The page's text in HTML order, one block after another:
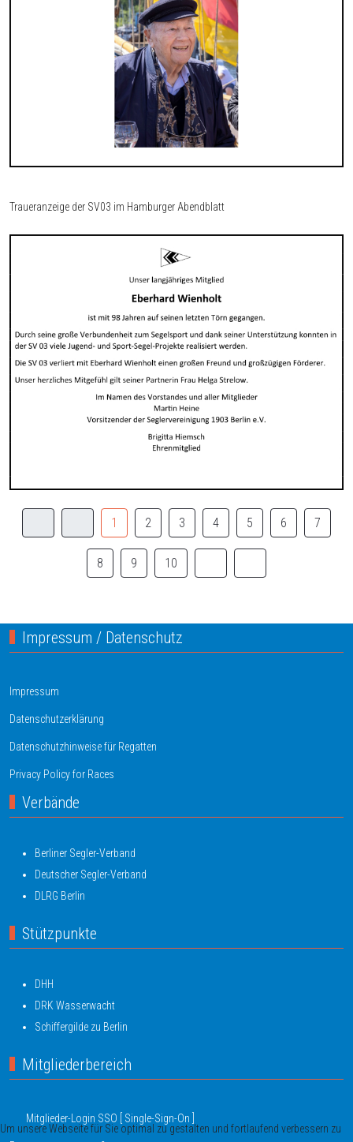
Traueranzeige der SV03 im Hamburger Abendblatt
1 2 3 4 5 6 7
8 9 10
Impressum / Datenschutz
Impressum
Datenschutzerklärung
Datenschutzhinweise für Regatten
Privacy Policy for Races
Verbände
Berliner Segler-Verband
Deutscher Segler-Verband
DLRG Berlin
Stützpunkte
DHH
DRK Wasserwacht
Schiffergilde zu Berlin
Mitgliederbereich
Mitglieder-Login SSO [ Single-Sign-On ]
Um unsere Webseite für Sie optimal zu gestalten und fortlaufend verbessern zu